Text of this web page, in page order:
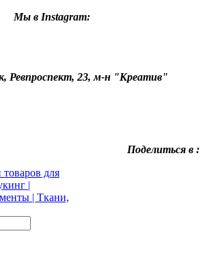
Мы в Instagram:
Ревпроспект, 23, м-н "Креатив"
Поделиться в :